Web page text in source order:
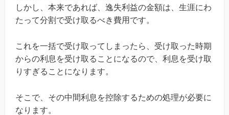
しかし、本来であれば、逸失利益の金額は、生涯にわ
たって分割で受け取るべき費用です。
これを一括で受け取ってしまったら、受け取った時期
からの利息を受け取ることになるので、利息を受け取
りすぎることになります。
そこで、その中間利息を控除するための処理が必要に
なります。